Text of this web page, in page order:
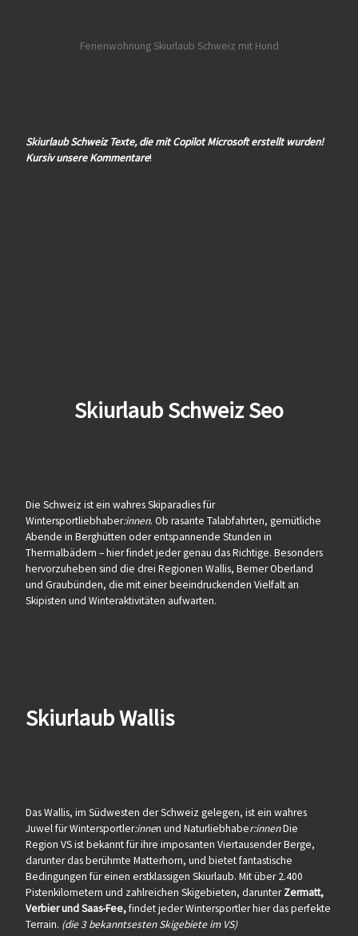
Ferienwohnung Skiurlaub Schweiz mit Hund
Skiurlaub Schweiz Texte, die mit Copilot Microsoft erstellt wurden!
Kursiv unsere Kommentare!
Skiurlaub Schweiz Seo
Die Schweiz ist ein wahres Skiparadies für
Wintersportliebhaber:innen. Ob rasante Talabfahrten, gemütliche
Abende in Berghütten oder entspannende Stunden in
Thermalbädern – hier findet jeder genau das Richtige. Besonders
hervorzuheben sind die drei Regionen Wallis, Berner Oberland
und Graubünden, die mit einer beeindruckenden Vielfalt an
Skipisten und Winteraktivitäten aufwarten.
Skiurlaub Wallis
Das Wallis, im Südwesten der Schweiz gelegen, ist ein wahres
Juwel für Wintersportler:innen und Naturliebhaber:innenDie
Region VS ist bekannt für ihre imposanten Viertausender Berge,
darunter das berühmte Matterhorn, und bietet fantastische
Bedingungen für einen erstklassigen Skiurlaub. Mit über 2.400
Pistenkilometern und zahlreichen Skigebieten, darunterZermatt,
Verbier und Saas-Fee,findet jeder Wintersportler hier das perfekte
Terrain. (die 3 bekanntsesten Skigebiete im VS)